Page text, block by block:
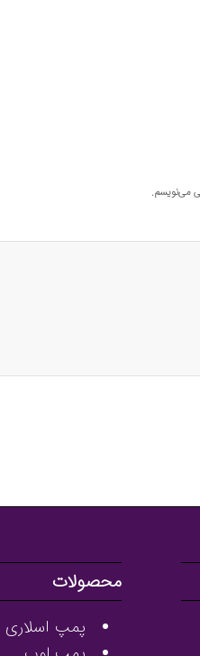
می‌نویسم.
محصولات
پمپ اسلاری